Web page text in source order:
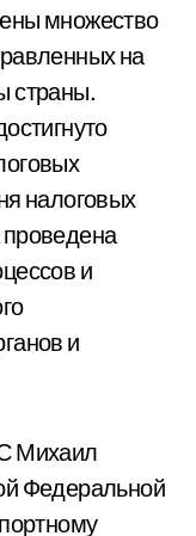
множество
на
страны.
налоговых
и
и
Михаил
Федеральной